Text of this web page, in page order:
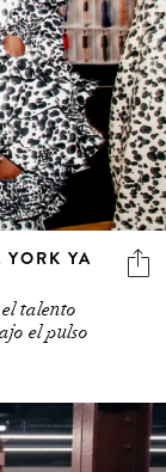
YA
talento
el pulso